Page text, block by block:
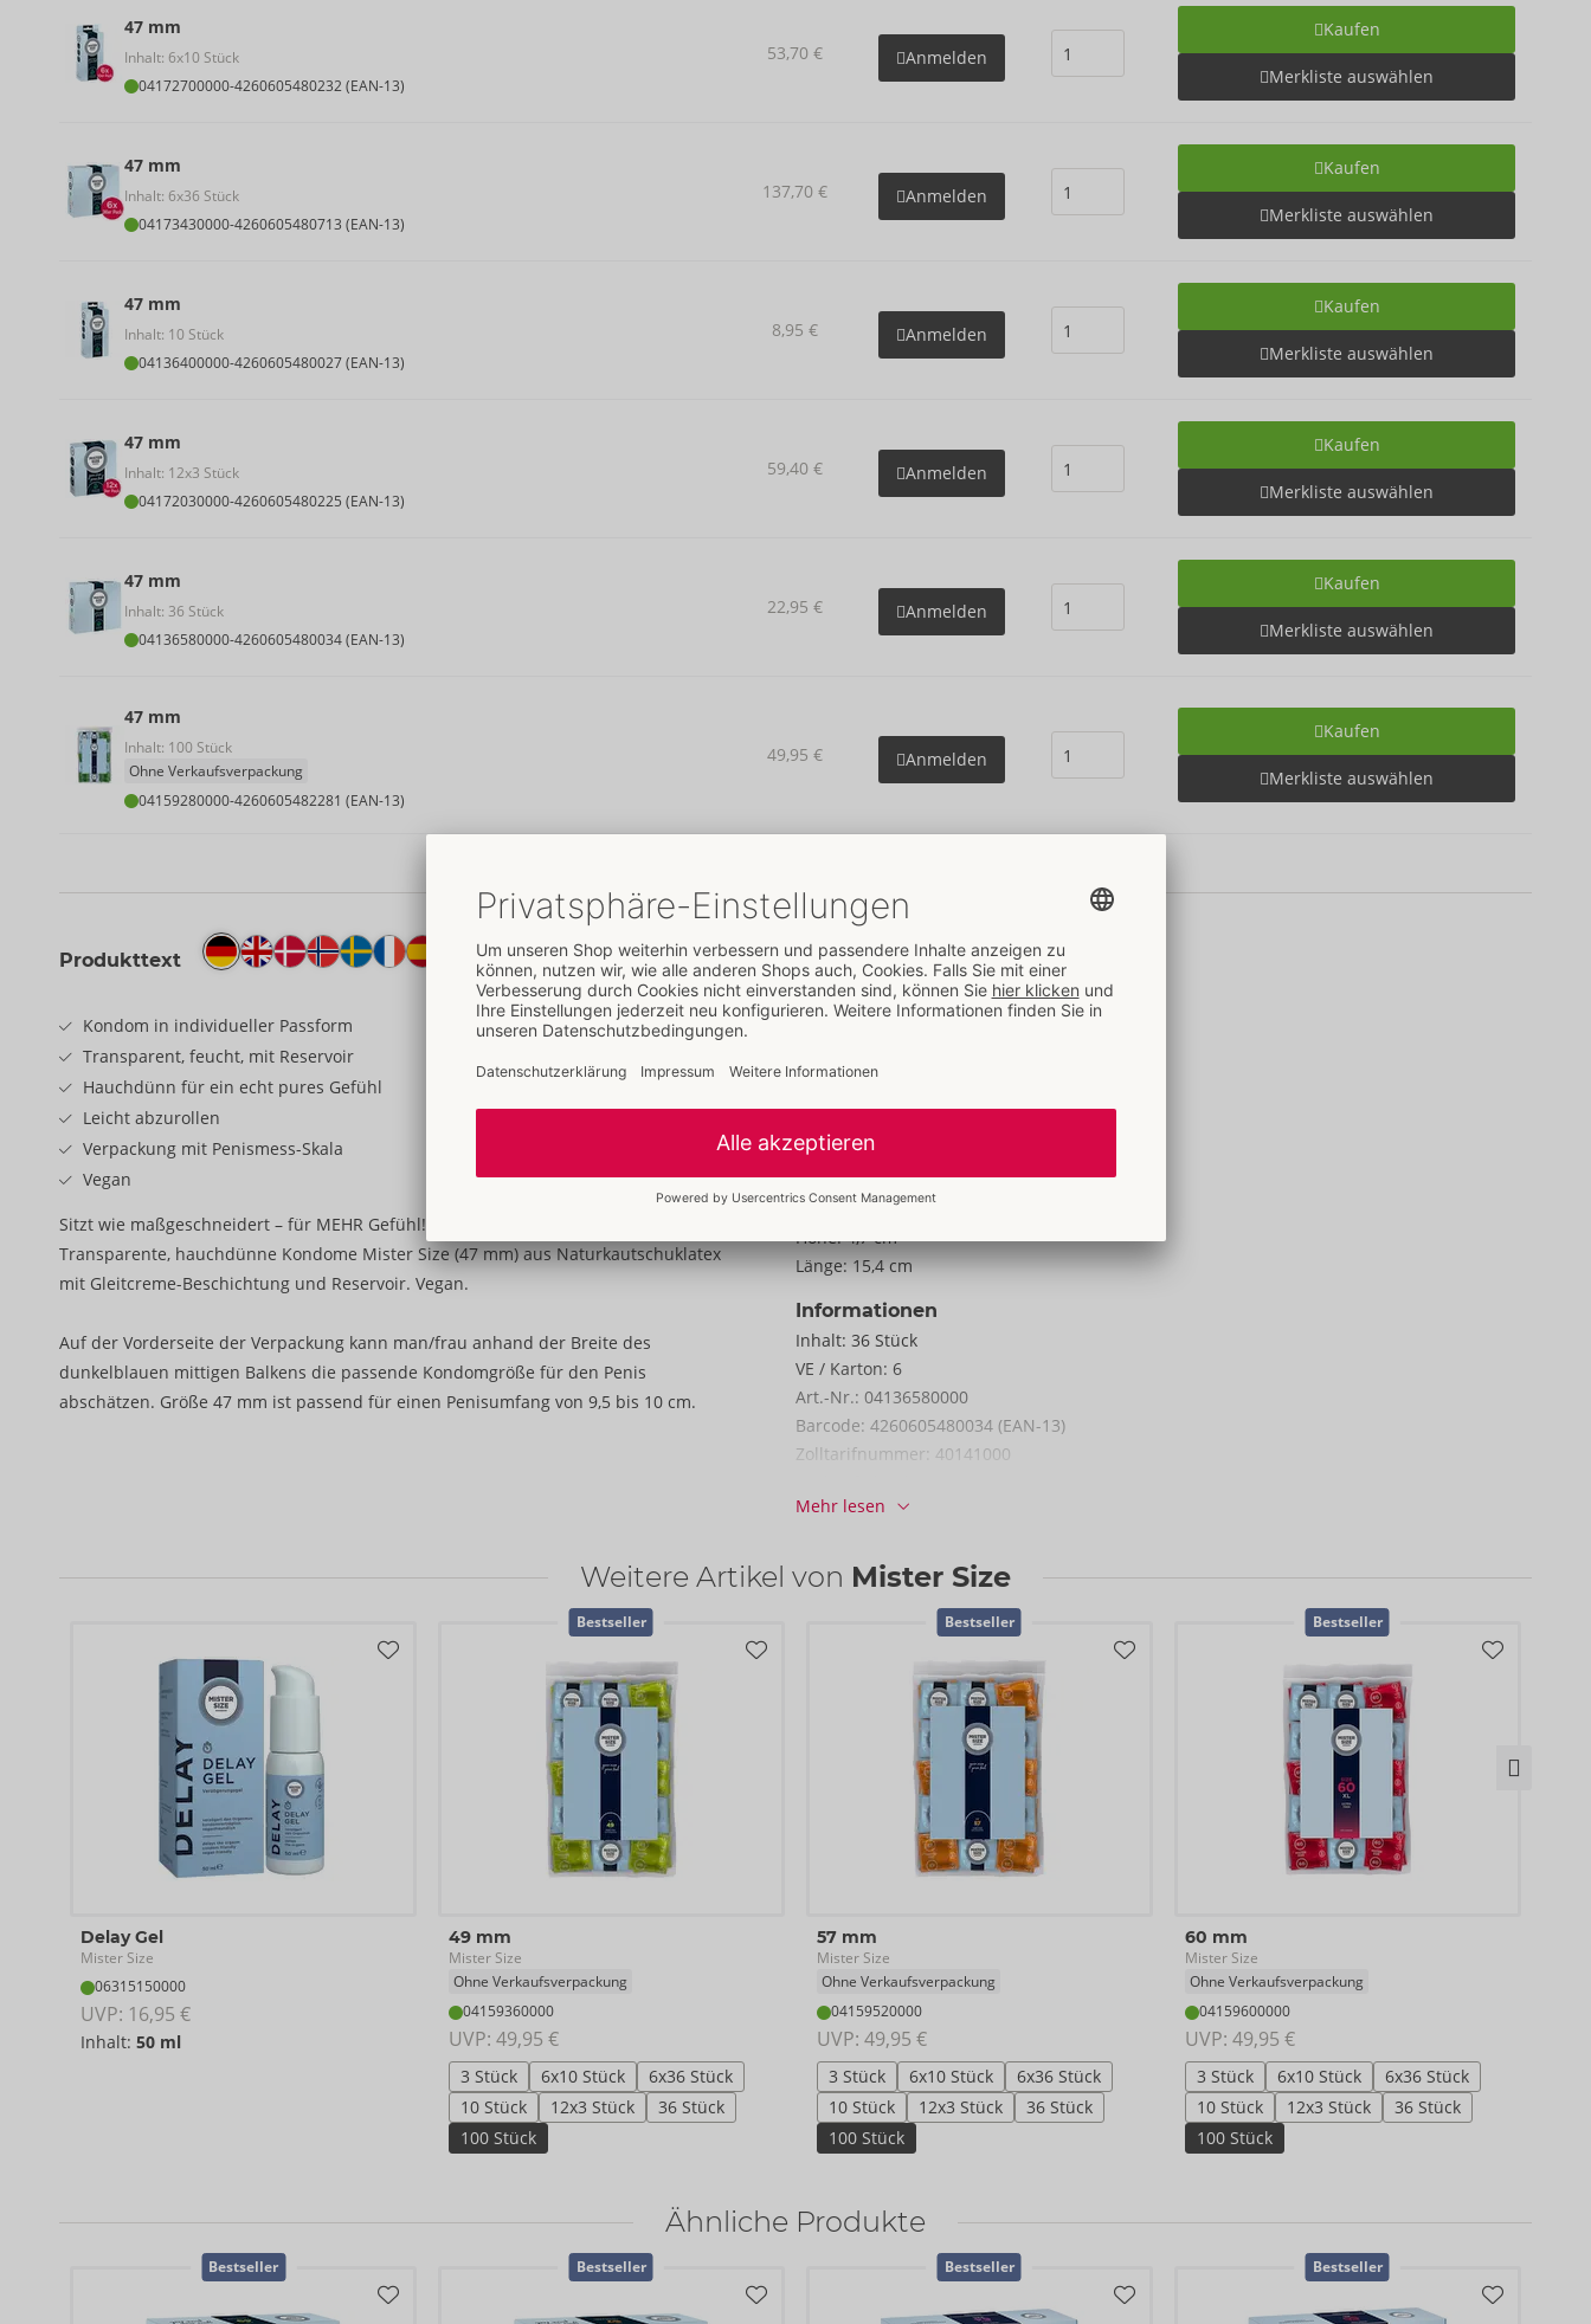
47 mm
Inhalt: 6x10 Stück
04172700000-4260605480232 (EAN-13)
53,70 € Anmelden
Kaufen
Merkliste auswählen
47 mm
Inhalt: 6x36 Stück
04173430000-4260605480713 (EAN-13)
137,70 € Anmelden
Kaufen
Merkliste auswählen
47 mm
Inhalt: 10 Stück
04136400000-4260605480027 (EAN-13)
8,95 € Anmelden
Kaufen
Merkliste auswählen
47 mm
Inhalt: 12x3 Stück
04172030000-4260605480225 (EAN-13)
59,40 € Anmelden
Kaufen
Merkliste auswählen
47 mm
Inhalt: 36 Stück
04136580000-4260605480034 (EAN-13)
22,95 € Anmelden
Kaufen
Merkliste auswählen
47 mm
Inhalt: 100 Stück
Ohne Verkaufsverpackung
04159280000-4260605482281 (EAN-13)
49,95 € Anmelden
Kaufen
Merkliste auswählen
Details
Produkttext
Kondom in individueller Passform
Transparent, feucht, mit Reservoir
Hauchdünn für ein echt pures Gefühl
Leicht abzurollen
Verpackung mit Penismess-Skala
Vegan
Sitzt wie maßgeschneidert – für MEHR Gefühl!
Transparente, hauchdünne Kondome Mister Size (47 mm) aus Naturkautschuklatex
mit Gleitcreme-Beschichtung und Reservoir. Vegan.
Auf der Vorderseite der Verpackung kann man/frau anhand der Breite des
dunkelblauen mittigen Balkens die passende Kondomgröße für den Penis
abschätzen. Größe 47 mm ist passend für einen Penisumfang von 9,5 bis 10 cm.
Daten
Farbe: transparent
Material: Naturkautschuklatex
Größe
Länge: 16 cm
Gewicht: 135 g
Verpackung
Breite: 14,3 cm
Höhe: 4,7 cm
Länge: 15,4 cm
Informationen
Inhalt: 36 Stück
VE / Karton: 6
Art.-Nr.: 04136580000
Barcode: 4260605480034 (EAN-13)
Zolltarifnummer: 40141000
Mehr lesen
Weitere Artikel von Mister Size
Delay Gel
Mister Size
06315150000
UVP: 16,95 €
Inhalt: 50 ml
Bestseller
49 mm
Mister Size
Ohne Verkaufsverpackung
04159360000
UVP: 49,95 €
3 Stück 6x10 Stück
6x36 Stück
10 Stück
12x3 Stück
36 Stück
100 Stück
Bestseller
57 mm
Mister Size
Ohne Verkaufsverpackung
04159520000
UVP: 49,95 €
3 Stück 6x10 Stück
6x36 Stück
10 Stück
12x3 Stück
36 Stück
100 Stück
Bestseller
60 mm
Mister Size
Ohne Verkaufsverpackung
04159600000
UVP: 49,95 €
3 Stück 6x10 Stück
6x36 Stück
10 Stück
12x3 Stück
36 Stück
100 Stück
Ähnliche Produkte
Bestseller Bestseller Bestseller Bestseller